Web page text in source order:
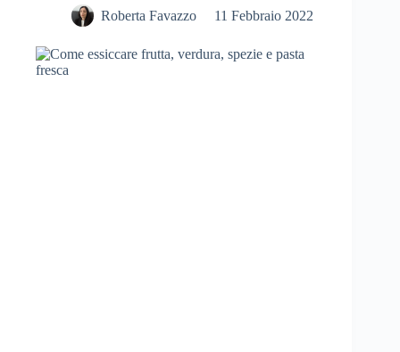
Roberta Favazzo
11 Febbraio 2022